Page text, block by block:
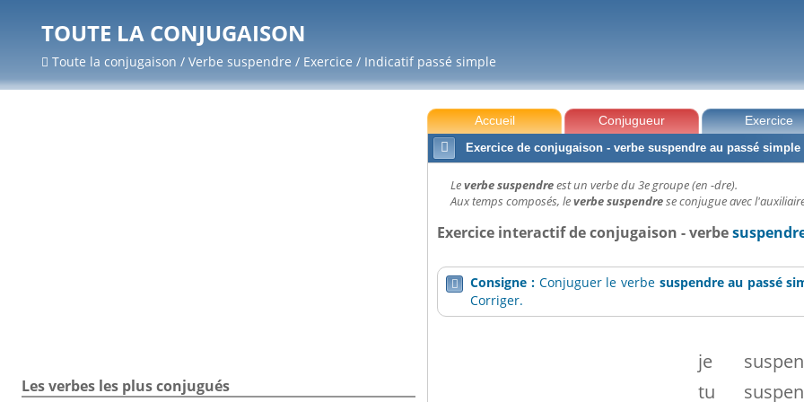
TOUTE LA CONJUGAISON
Toute la conjugaison / Verbe suspendre / Exercice / Indicatif passé simple
Accueil Conjugueur
Exercice

Exercice de conjugaison - verbe suspendre au passé simple
Leverbe suspendreest un verbe du 3e groupe (en -dre).
Aux temps composés, leverbe suspendrese conjugue avec
Exercice interactif de conjugaison - verbe
 Consigne : Conjuguer le verbe suspendre au passé
Corriger.
je
suspen
tu
suspen
Les verbes les plus conjugués